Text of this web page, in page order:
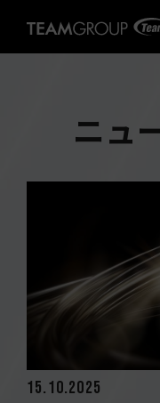
ニュ
15.10.2025